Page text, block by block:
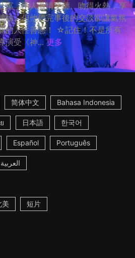
寓，兩人激情交纏、吻得火熱，享
驗。但他們完事後的交談卻讓氣氛
的人性善惡！ ☆記住！不是所有
受《神... 更多
简体中文 Bahasa Indonesia
日本語 한국어
Español Português
العربية
美 短片